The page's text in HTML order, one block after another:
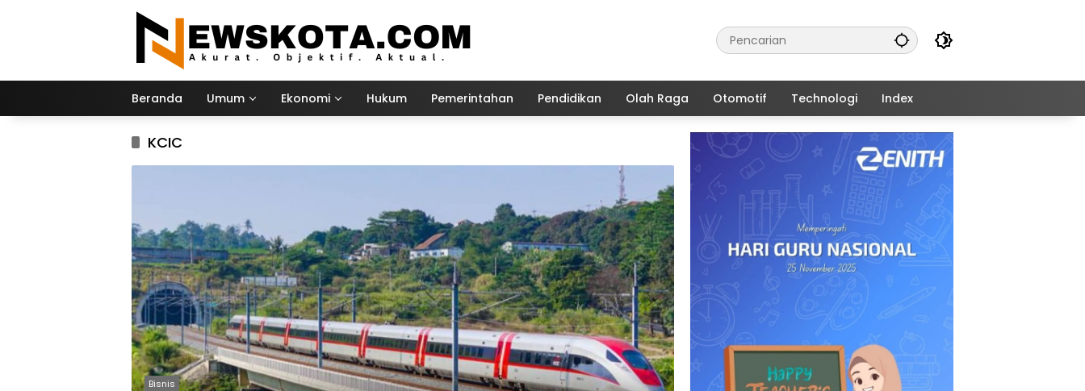
Beranda Umum Ekonomi Hukum Pemerintahan Pendidikan Olah Raga Otomotif Technologi Index
KCIC
Bisnis